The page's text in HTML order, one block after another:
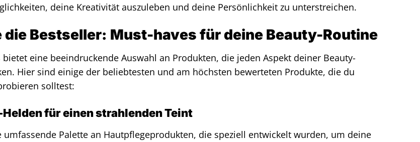
deine Kreativität auszuleben und deine Persönlichkeit zu unterstreichen.
die Bestseller: Must-haves für deine Beauty-Routine
bietet eine beeindruckende Auswahl an Produkten, die jeden Aspekt deiner Beauty-
Hier sind einige der beliebtesten und am höchsten bewerteten Produkte, die du
solltest:
für einen strahlenden Teint
umfassende Palette an Hautpflegeprodukten, die speziell entwickelt wurden, um deine